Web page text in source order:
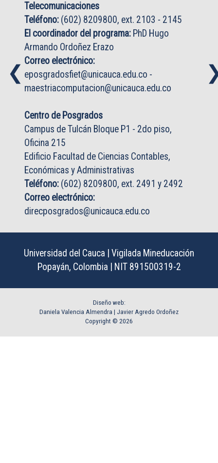
Telecomunicaciones
Teléfono: (602) 8209800, ext. 2103 - 2145
El coordinador del programa: PhD Hugo
Armando Ordoñez Erazo
Correo electrónico:
eposgradosfiet@unicauca.edu.co -
maestriacomputacion@unicauca.edu.co
Centro de Posgrados
Campus de Tulcán Bloque P1 - 2do piso,
Oficina 215
Edificio Facultad de Ciencias Contables,
Económicas y Administrativas
Teléfono: (602) 8209800, ext. 2491 y 2492
Correo electrónico:
direcposgrados@unicauca.edu.co
❮
❮
Universidad del Cauca | Vigilada Mineducación
Popayán, Colombia | NIT 891500319-2
Diseño web:
Daniela Valencia Almendra | Javier Agredo Ordoñez
Copyright © 2026